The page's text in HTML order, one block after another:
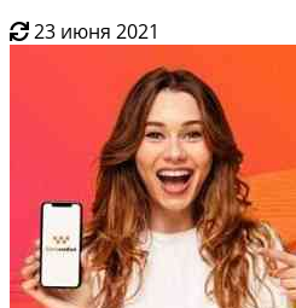
23 июня 2021